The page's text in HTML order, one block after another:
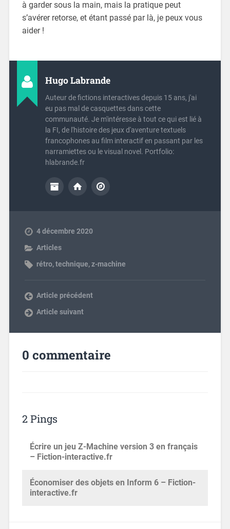
à garder sous la main, mais la pratique peut
s’avérer retorse, et étant passé par là, je peux vous
aider !
Hugo Labrande
Auteur de fictions interactives depuis 15 ans, j'ai
eu pas mal de casquettes dans cette
communauté. Je m'intéresse à tout ce qui est lié à
la FI, de l'histoire des jeux d'aventure textuels
francophones au film interactif en passant par les
narramiettes ou le visual novel. Portfolio:
hlabrande.fr
4 décembre 2020
Articles
rétro,technique,z-machine
Article précédent
Article suivant
0 commentaire
2 Pings
Écrire un jeu Z-Machine version 3 en français
– Fiction-interactive.fr
Économiser des objets en Inform 6 – Fiction-
interactive.fr